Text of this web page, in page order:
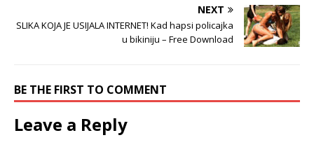
NEXT
SLIKA KOJA JE USIJALA INTERNET! Kad hapsi policajka
u bikiniju – Free Download
BE THE FIRST TO COMMENT
Leave a Reply